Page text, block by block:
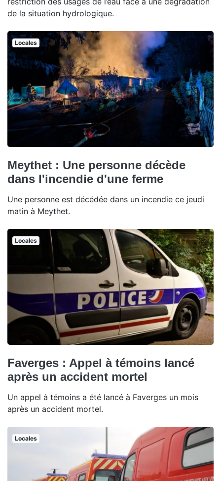
de la situation hydrologique.
Locales
Meythet : Une personne décède
dans l'incendie d'une ferme
Une personne est décédée dans un incendie ce jeudi
matin à Meythet.
Locales
Faverges : Appel à témoins lancé
après un accident mortel
Un appel à témoins a été lancé à Faverges un mois
après un accident mortel.
Locales